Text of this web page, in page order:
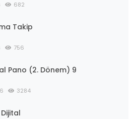
682
Takip
756
Pano (2. Dönem) 9
3284